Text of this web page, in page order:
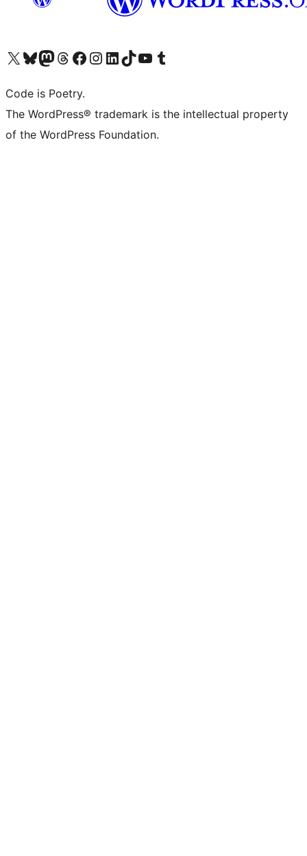
Navštivte náš účet na X (dříve Twitter)
Navštivte náš Bluesky účetNavštivte náš účet Mastodon
Navštivte náš Threads účetNavštivte naši stránku na Facebooku
Navštivte náš Instagram účetNavštivte náš LinkedIn účetNavštivte náš TikTok účetNavštivte náš YouTube kanálNavštivte náš Tumblr účet
Code is Poetry.
The WordPress® trademark is the intellectual property
of the WordPress Foundation.